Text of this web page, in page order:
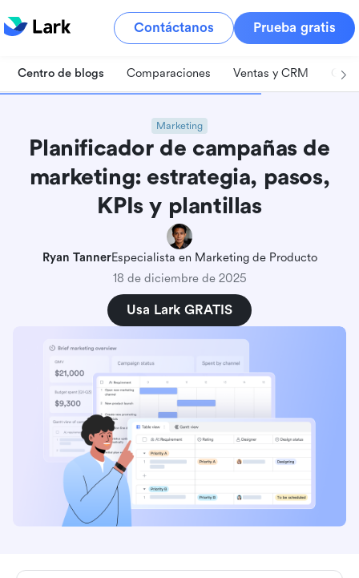
Contáctanos Prueba gratis
Centro de blogs Comparaciones Ventas y CRM
Marketing
Planificador de campañas de
marketing: estrategia, pasos,
KPIs y plantillas
Ryan TannerEspecialista en Marketing de Producto
18 de diciembre de 2025
Usa Lark GRATIS